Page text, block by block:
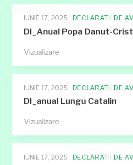
Laurentiu-
Constantin
DECLARATII DE
DI_Anual Popa Danut-
IUNIE 17, 2025
Vizualizare
Danut-
CristianDECLARATII DE
DI_anual Lungu Catalin
IUNIE 17, 2025
Vizualizare
Catalin
DECLARATII DE
IUNIE 17, 2025